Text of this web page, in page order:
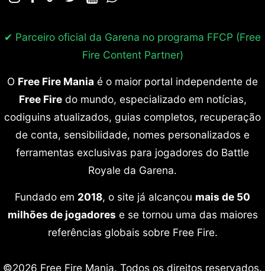
✔ Parceiro oficial da Garena no programa FFCP (Free
Fire Content Partner)
O Free Fire Mania é o maior portal independente de
Free Firedo mundo, especializado em notícias,
codiguins atualizados, guias completos, recuperação
de conta, sensibilidade, nomes personalizados e
ferramentas exclusivas para jogadores do Battle
Royale da Garena.
Fundado em 2018, o site já alcançou mais de 50
milhões de jogadores e se tornou uma das maiores
referências globais sobre Free Fire.
©2026 Free Fire Mania. Todos os direitos reservados.